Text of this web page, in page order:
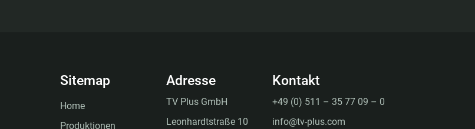
Sitemap
Home
Produktionen
Adresse
TV Plus GmbH
Leonhardtstraße 10
Kontakt
+49 (0) 511 – 35 77 09 – 0
info@tv-plus.com